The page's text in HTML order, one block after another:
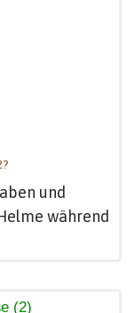
und
während
(2)